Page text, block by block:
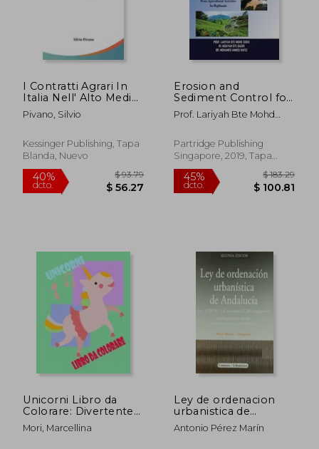
45% $ 236.00 45%
I Contratti Agrari In
Italia Nell' Alto Medio-
Evo (1904) (en
Italiano)
Pivano, Silvio
Kessinger Publishing, Tapa
Blanda, Nuevo
Erosion and
Sediment Control for
Reservoir
Sedimentation From
in Highlands (en
Inglés)
Prof. Lariyah Bte Mohd
Dr. Mohamed Ahmed
Hafez
Partridge Publishing
Singapore, 2019, Tapa
Dura, Nuevo
Unicorni Libro da
Colorare: Divertente
Libri da colorare per i
bambini le ragazze
Mori, Marcellina
Ley de ordenacion
urbanistica de
Andalucía
Antonio Pérez Marín